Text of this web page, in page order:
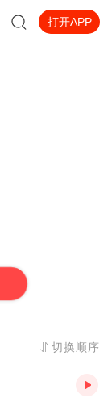
打开APP
切换顺序